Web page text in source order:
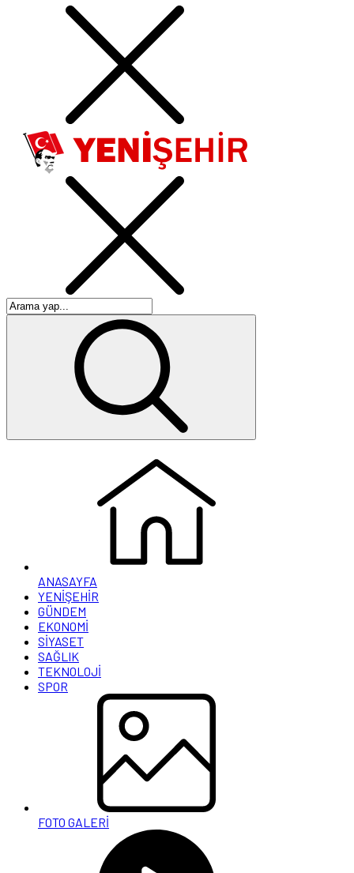
ANASAYFA
YENİŞEHİR
GÜNDEM
EKONOMİ
SİYASET
SAĞLIK
TEKNOLOJİ
SPOR
FOTO GALERİ